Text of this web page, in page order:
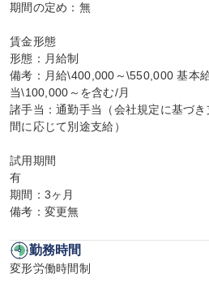
期間の定め：無
賃金形態
形態：月給制
備考：月給\400,000～\550,000 基本
当\100,000～を含む/月
諸手当：通勤手当（会社規定に基づ
間に応じて別途支給）
試用期間
有
期間：3ヶ月
備考：変更無
勤務時間
変形労働時間制